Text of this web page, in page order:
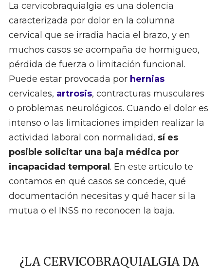
La cervicobraquialgia es una dolencia
caracterizada por dolor en la columna
cervical que se irradia hacia el brazo, y en
muchos casos se acompaña de hormigueo,
pérdida de fuerza o limitación funcional.
Puede estar provocada por hernias
cervicales, artrosis, contracturas musculares
o problemas neurológicos. Cuando el dolor es
intenso o las limitaciones impiden realizar la
actividad laboral con normalidad, sí es
posible solicitar una baja médica por
incapacidad temporal . En este artículo te
contamos en qué casos se concede, qué
documentación necesitas y qué hacer si la
mutua o el INSS no reconocen la baja.
¿LA CERVICOBRAQUIALGIA DA